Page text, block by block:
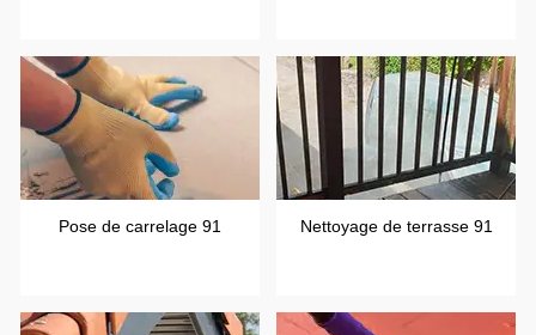
Pose de carrelage 91 Nettoyage de terrasse 91